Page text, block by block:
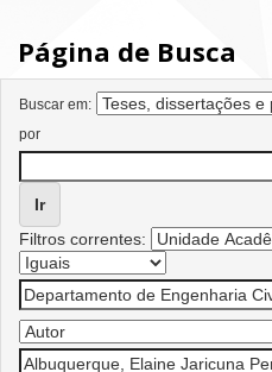
Página de Busca
Buscar em:
por
Filtros correntes: